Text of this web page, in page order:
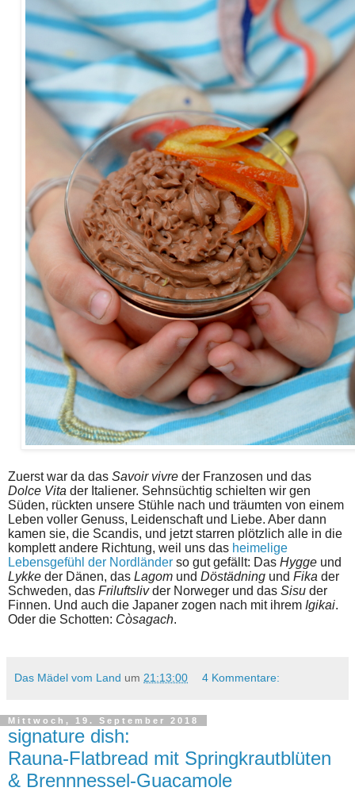
Zuerst war da das Savoir vivre der Franzosen und das
Dolce Vita der Italiener. Sehnsüchtig schielten wir gen
Süden, rückten unsere Stühle nach und träumten von einem
Leben voller Genuss, Leidenschaft und Liebe. Aber dann
kamen sie, die Scandis, und jetzt starren plötzlich alle in die
komplett andere Richtung, weil uns das heimelige
Lebensgefühl der Nordländer so gut gefällt: Das Hygge und
Lykke der Dänen, das Lagom und Döstädning und Fika der
Schweden, das Friluftslivder Norweger und das Sisu der
Finnen. Und auch die Japaner zogen nach mit ihrem Igikai.
Oder die Schotten: Còsagach.
Das Mädel vom Land um 21:13:00 4 Kommentare:
Mittwoch, 19. September 2018
signature dish:
Rauna-Flatbread mit Springkrautblüten
& Brennnessel-Guacamole